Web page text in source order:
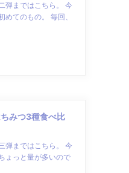
弾まではこちら。 今
てのもの。 毎回、
みつ3種食べ比
弾まではこちら。 今
ょっと量が多いので